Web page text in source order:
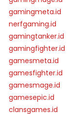
gamingmeta.id
nerfgaming.id
gamingtanker.id
gamingfighter.id
gamesmeta.id
gamesfighter.id
gamesmage.id
gamesepic.id
clansgames.id